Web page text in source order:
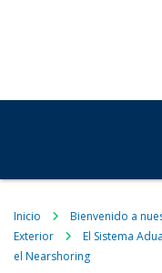
Inicio Bienvenido a
Exterior
El Sistema
el Nearshoring